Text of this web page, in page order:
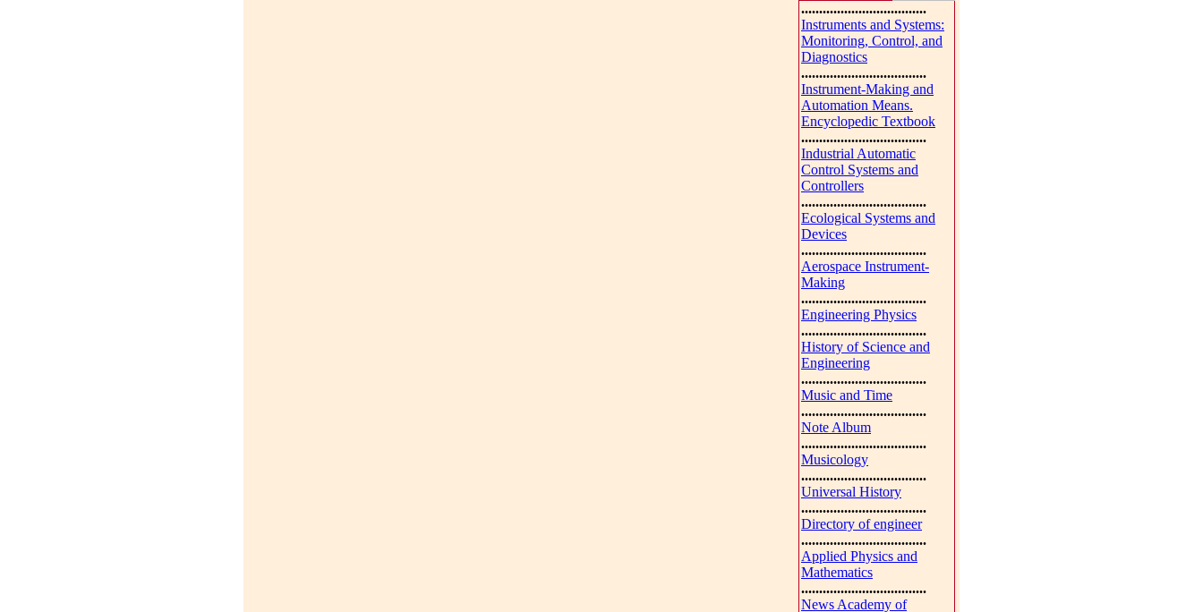
...................................
Instruments and Systems:
Monitoring, Control, and
Diagnostics
...................................
Instrument-Making and
Automation Means.
Encyclopedic Textbook
...................................
Industrial Automatic
Control Systems and
Controllers
...................................
Ecological Systems and
Devices
...................................
Aerospace Instrument-
Making
...................................
Engineering Physics
...................................
History of Science and
Engineering
...................................
Music and Time
...................................
Note Album
...................................
Musicology
...................................
Universal History
...................................
Directory of engineer
...................................
Applied Physics and
Mathematics
...................................
News Academy of